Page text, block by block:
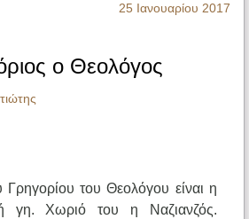
25 Ιανουαρίου 2017
ο Θεολόγος
Γρηγορίου του Θεολόγου είναι η
γη. Xωριό του η Nαζιανζός.